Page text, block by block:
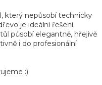
který nepůsobí technicky
je ideální řešení.
působí elegantně, hřejivě
i do profesionální
:)